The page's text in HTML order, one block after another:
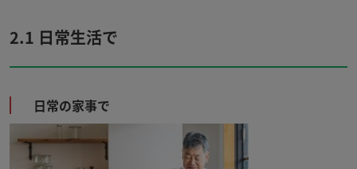
2.1 日常生活で
日常の家事で